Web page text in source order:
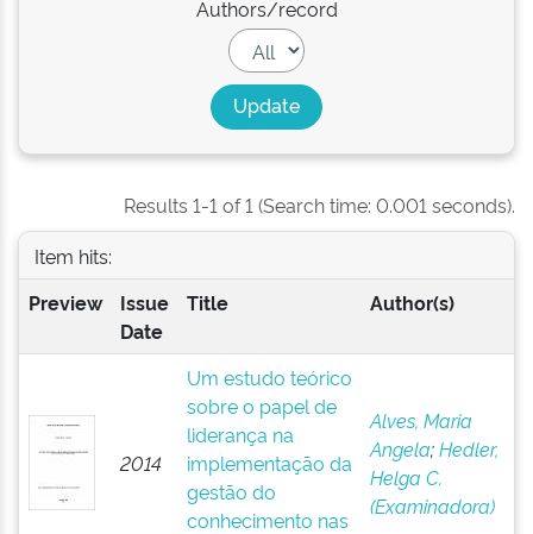
Authors/record
Results 1-1 of 1 (Search time: 0.001 seconds).
Item hits:
Preview
Issue
Date
Title Author(s)
2014
Um estudo teórico
sobre o papel de
liderança na
implementação da
gestão do
conhecimento nas
Alves, Maria
Angela;Hedler,
Helga C.
(Examinadora)